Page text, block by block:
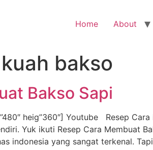
Home About
bakso
Bakso Sapi
heig”360″] Youtube Resep
Yuk ikuti Resep Cara Membuat
indonesia yang sangat terkenal.